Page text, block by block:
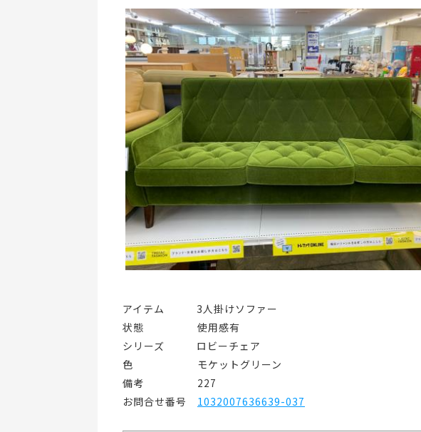
アイテム   3人掛けソファー
状態     使用感有
シリーズ   ロビーチェア
色      モケットグリーン
備考     227
お問合せ番号 1032007636639-037